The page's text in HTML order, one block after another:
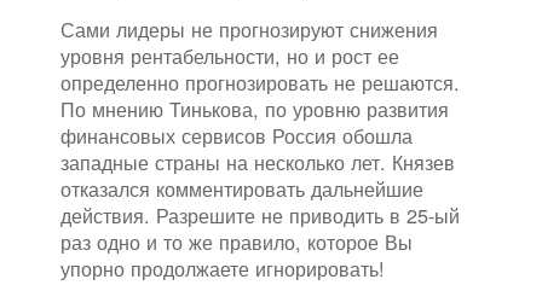
Сами лидеры не прогнозируют снижения
уровня рентабельности, но и рост ее
определенно прогнозировать не решаются.
По мнению Тинькова, по уровню развития
финансовых сервисов Россия обошла
западные страны на несколько лет. Князев
отказался комментировать дальнейшие
действия. Разрешите не приводить в 25-ый
раз одно и то же правило, которое Вы
упорно продолжаете игнорировать!